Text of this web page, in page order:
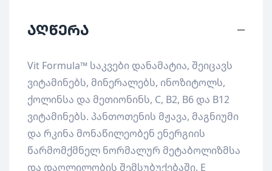
აღწერა
Vit Formula™ საკვები დანამატია, შეიცავს
ვიტამინებს, მინერალებს, ინოზიტოლს,
ქოლინსა და მეთიონინს, C, B2, B6 და B12
ვიტამინებს. პანთოთენის მჟავა, მაგნიუმი
და რკინა მონაწილეობენ ენერგიის
წარმომქმნელ ნორმალურ მეტაბოლიზმსა
და დაღლილობის შემსუბუქებაში. E